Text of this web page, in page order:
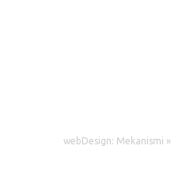
webDesign: Mekanismi »